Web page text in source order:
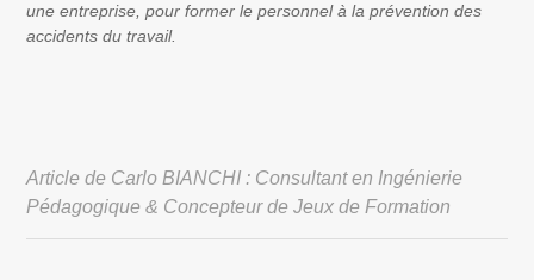
une entreprise, pour former le personnel à la prévention des
accidents du travail.
Article de Carlo BIANCHI : Consultant en Ingénierie
Pédagogique & Concepteur de Jeux de Formation